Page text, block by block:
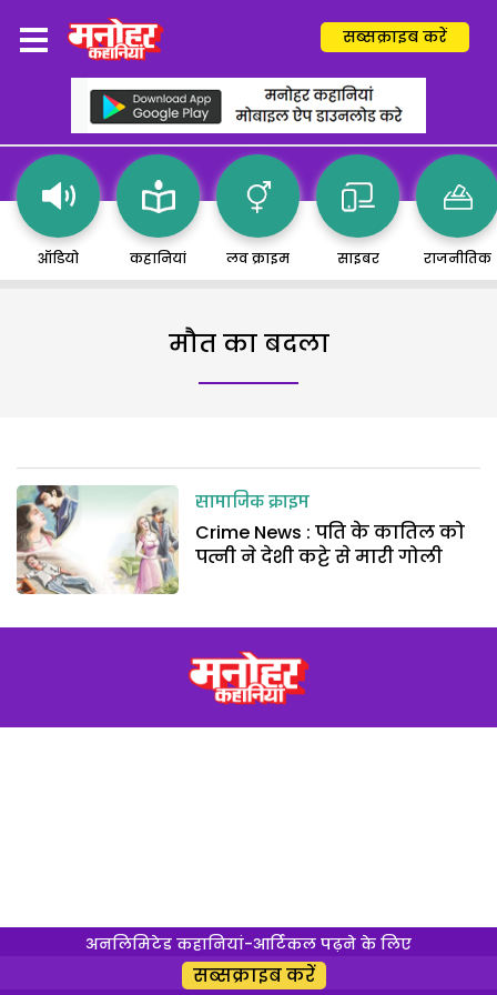
सब्सक्राइब करें
ऑडियो कहानियां लव क्राइम साइबर राजनीतिक
मौत का बदला
सामाजिक क्राइम
Crime News : पति के कातिल को
पत्नी ने देशी कट्टे से मारी गोली
अनलिमिटेड कहानियां-आर्टिकल पढ़ने के लिए
सब्सक्राइब करें